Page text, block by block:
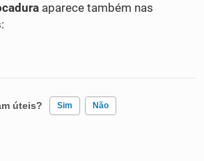
aparece também nas
úteis? Sim Não